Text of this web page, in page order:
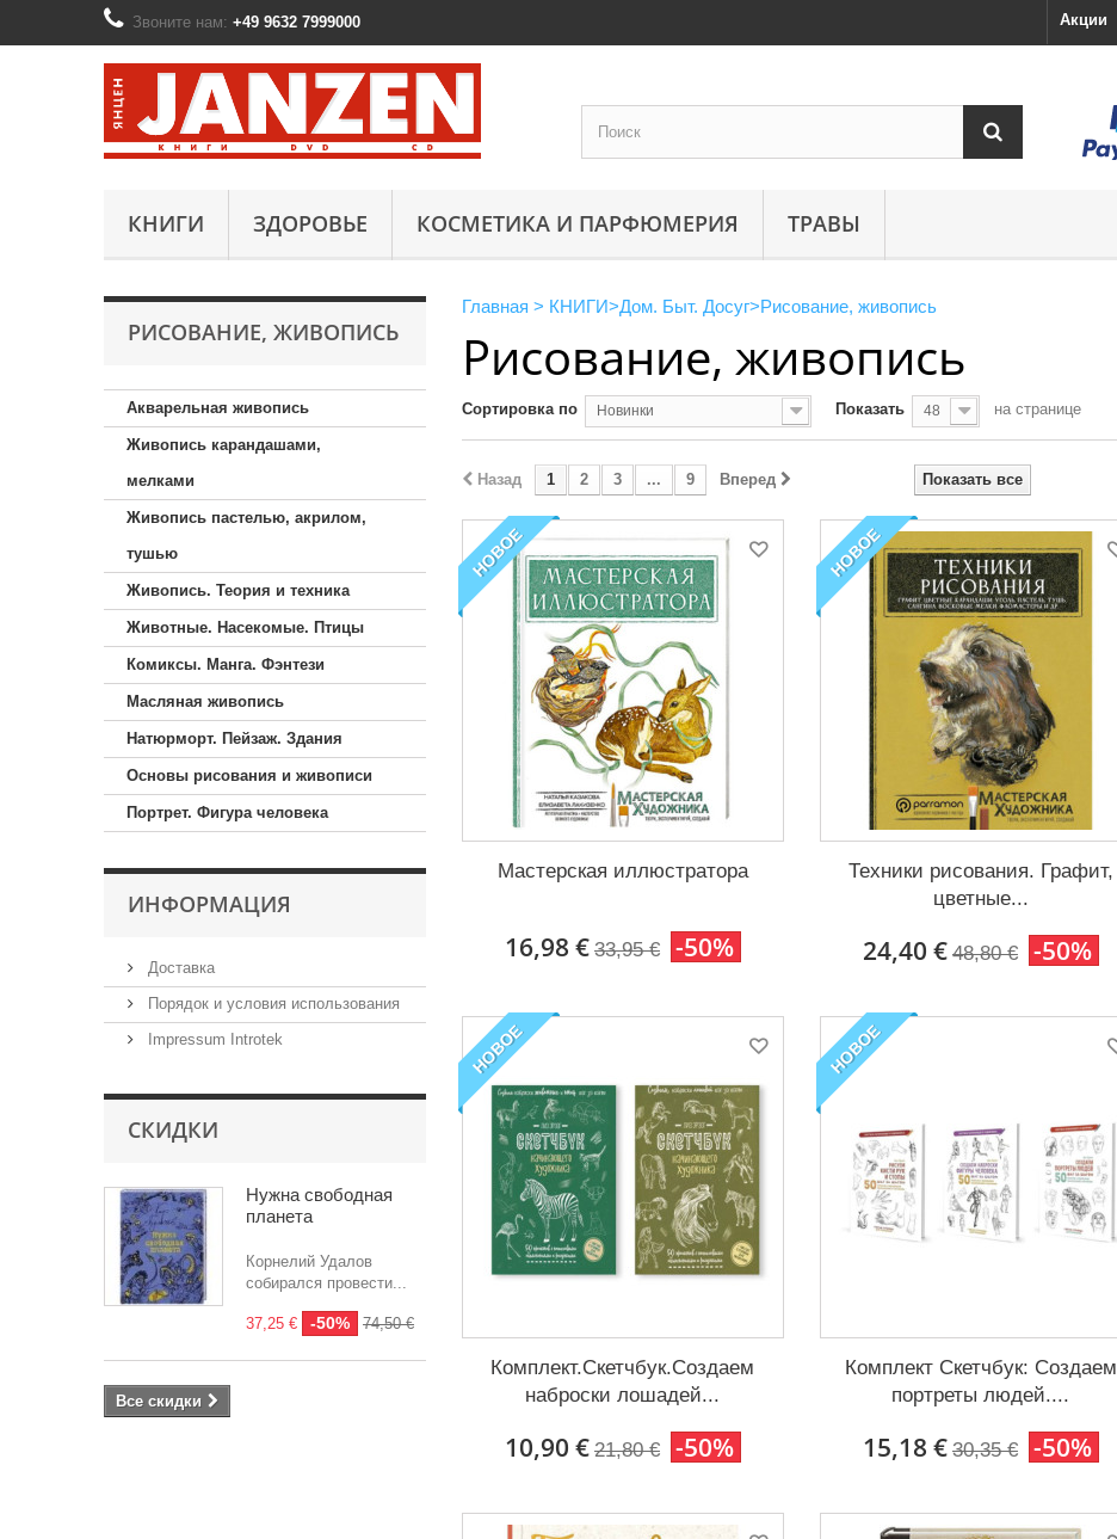
Акции
Звоните нам: +49 9632 7999000
КНИГИ ЗДОРОВЬЕ КОСМЕТИКА И ПАРФЮМЕРИЯ ТРАВЫ
РИСОВАНИЕ, ЖИВОПИСЬ
Акварельная живопись
Живопись карандашами,
мелками
Живопись пастелью, акрилом,
тушью
Живопись. Теория и техника
Животные. Насекомые. Птицы
Комиксы. Манга. Фэнтези
Масляная живопись
Натюрморт. Пейзаж. Здания
Основы рисования и живописи
Портрет. Фигура человека
ИНФОРМАЦИЯ
Доставка
Порядок и условия использования
Impressum Introtek
СКИДКИ
Нужна свободная
планета
Корнелий Удалов
собирался провести...
37,25 € -50% 74,50 €
Все скидки
Главная > КНИГИ>Дом. Быт. Досуг>Рисование, живопись
Рисование, живопись
Сортировка по Новинки Показать 48 на странице
Показать все
Назад 1 2 3 ... 9 Вперед
НОВОЕ
Мастерская иллюстратора
16,98 € 33,95 € -50%
НОВОЕ
Техники рисования. Графит,
цветные...
24,40 € 48,80 € -50%
НОВОЕ
Комплект.Скетчбук.Создаем
наброски лошадей...
10,90 € 21,80 € -50%
НОВОЕ
Комплект Скетчбук: Создаем
портреты людей....
15,18 € 30,35 € -50%